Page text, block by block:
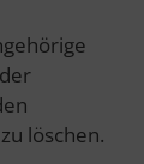
löschen.